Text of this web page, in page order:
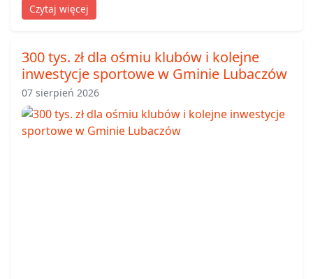
Czytaj więcej
300 tys. zł dla ośmiu klubów i kolejne
inwestycje sportowe w Gminie Lubaczów
07 sierpień 2026